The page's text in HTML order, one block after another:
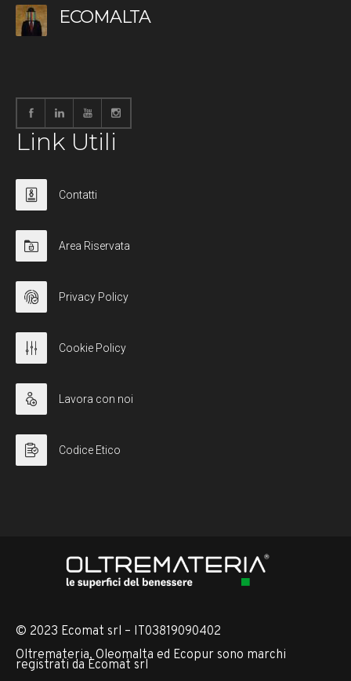
ECOMALTA
Link Utili
Contatti
Area Riservata
Privacy Policy
Cookie Policy
Lavora con noi
Codice Etico
© 2023 Ecomat srl – IT03819090402
Oltremateria, Oleomalta ed Ecopur sono marchi
registrati da Ecomat srl